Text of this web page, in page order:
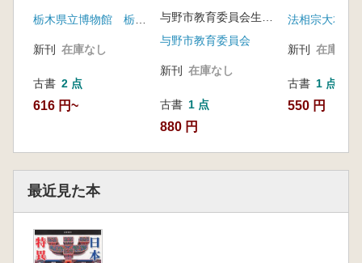
新刊 在庫なし
古書 2 点
616 円~
与野市教育委員会
新刊 在庫なし
古書 1 点
880 円
法相宗大本山
新刊 在庫なし
古書 1 点
550 円
最近見た本